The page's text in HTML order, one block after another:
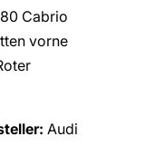
Cabrio
vorne
Audi